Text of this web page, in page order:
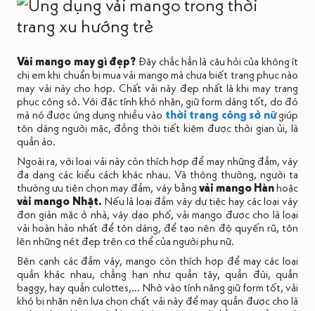
Vải mango may gì đẹp? Đây chắc hẳn là câu hỏi của không ít
chị em khi chuẩn bị mua vải mango mà chưa biết trang phục nào
may vải này cho hợp. Chất vải này đẹp nhất là khi may trang
phục công sở. Với đặc tính khó nhăn, giữ form dáng tốt, do đó
mà nó được ứng dụng nhiều vào thời trang công sở nữgiúp
tôn dáng người mặc, đồng thời tiết kiệm được thời gian ủi, là
quần áo.
Ngoài ra, với loại vải này còn thích hợp để may những đầm, váy
đa dạng các kiểu cách khác nhau. Và thông thường, người ta
thường ưu tiên chọn may đầm, váy bằngvải mango Hànhoặc
vải mango Nhật. Nếu là loại đầm váy dự tiệc hay các loại váy
đơn giản mặc ở nhà, váy dạo phố, vải mango được cho là loại
vải hoàn hảo nhất để tôn dáng, để tạo nên độ quyến rũ, tôn
lên những nét đẹp trên cơ thể của người phụ nữ.
Bên cạnh các đầm váy, mango còn thích hợp để may các loại
quần khác nhau, chẳng hạn như quần tây, quần đùi, quần
baggy, hay quần culottes,... Nhờ vào tính năng giữ form tốt, vải
khó bị nhăn nên lựa chọn chất vải này để may quần được cho là